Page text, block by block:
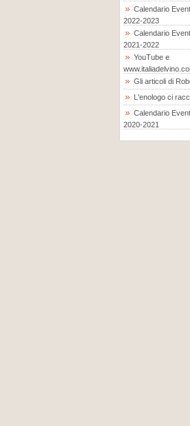
Calendario
2022-2023
Calendario
2021-2022
YouTube e
Gli articoli di
L'enologo ci
Calendario
2020-2021